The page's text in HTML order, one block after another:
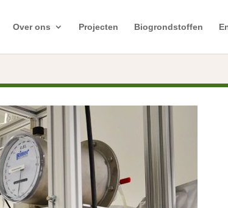
Over ons Projecten Biogrondstoffen